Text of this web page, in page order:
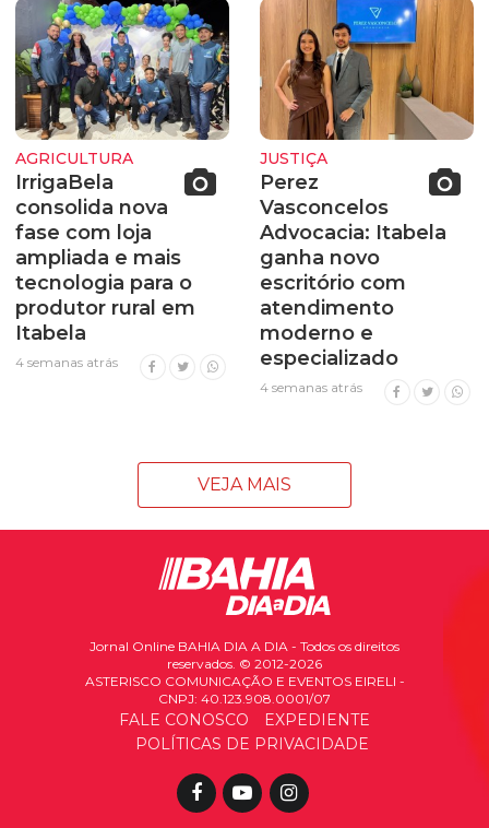
AGRICULTURA
IrrigaBela
consolida nova
fase com loja
ampliada e mais
tecnologia para o
produtor rural em
Itabela
4 semanas atrás
JUSTIÇA
Perez
Vasconcelos
Advocacia: Itabela
ganha novo
escritório com
atendimento
moderno e
especializado
4 semanas atrás
VEJA MAIS
Jornal Online BAHIA DIA A DIA - Todos os direitos
reservados. © 2012-2026
ASTERISCO COMUNICAÇÃO E EVENTOS EIRELI -
CNPJ: 40.123.908.0001/07
FALE CONOSCO
EXPEDIENTE
POLÍTICAS DE PRIVACIDADE